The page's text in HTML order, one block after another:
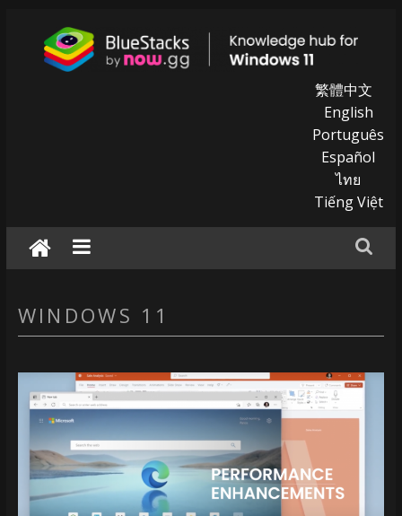
content
for
windows
11
繁體中文
English
Português
Español
ไทย
Tiếng Việt
WINDOWS 11